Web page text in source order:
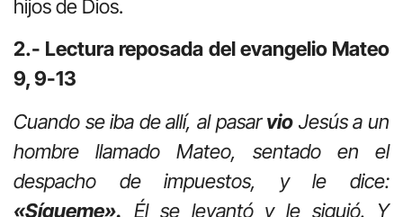
hijos de Dios.
2.- Lectura reposada del evangelio Mateo
9, 9-13
Cuando se iba de allí, al pasarvio Jesús a un
hombre llamado Mateo, sentado en el
despacho de impuestos, y le dice:
«Sígueme». Él se levantó y le siguió. Y